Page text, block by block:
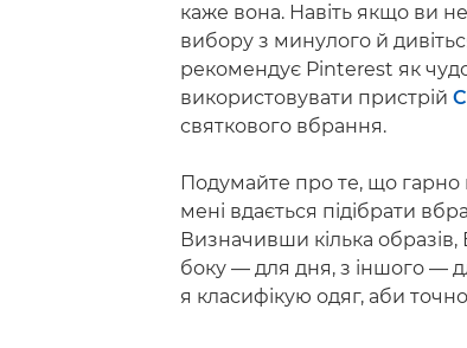
каже вона. Навіть якщо ви
вибору з минулого й
рекомендує Pinterest як
використовувати пристрій
святкового вбрання.
Подумайте про те, що гарно
мені вдається підібрати
Визначивши кілька
боку — для дня, з іншого —
я класифікую одяг, аби